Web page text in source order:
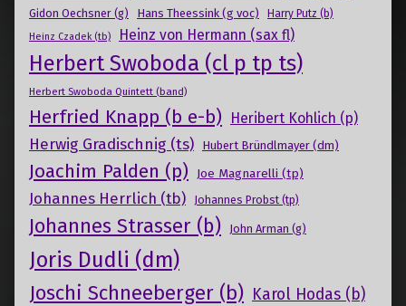
Gidon Oechsner (g) Hans Theessink (g voc) Harry Putz (b)
Heinz Czadek (tb) Heinz von Hermann (sax fl)
Herbert Swoboda (cl p tp ts)
Herbert Swoboda Quintett (band)
Herfried Knapp (b e-b) Heribert Kohlich (p)
Herwig Gradischnig (ts) Hubert Bründlmayer (dm)
Joachim Palden (p) Joe Magnarelli (tp)
Johannes Herrlich (tb) Johannes Probst (tp)
Johannes Strasser (b) John Arman (g)
Joris Dudli (dm)
Joschi Schneeberger (b) Karol Hodas (b)